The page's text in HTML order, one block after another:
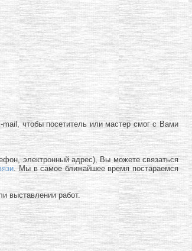
чтобы посетитель или мастер смог с Вами
электронный адрес), Вы можете связаться
. Мы в самое ближайшее время постараемся
выставлении работ.